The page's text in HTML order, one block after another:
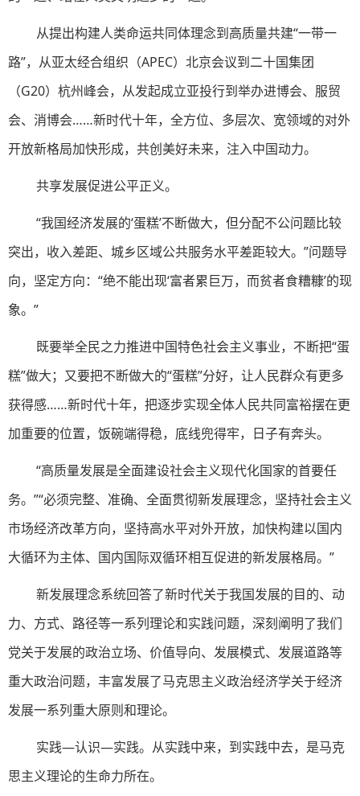
从提出构建人类命运共同体理念到高质量共建“一带一
路”，从亚太经合组织（APEC）北京会议到二十国集团
（G20）杭州峰会，从发起成立亚投行到举办进博会、服贸
会、消博会……新时代十年，全方位、多层次、宽领域的对外
开放新格局加快形成，共创美好未来，注入中国动力。
共享发展促进公平正义。
“我国经济发展的‘蛋糕’不断做大，但分配不公问题比较
突出，收入差距、城乡区域公共服务水平差距较大。”问题导
向，坚定方向：“绝不能出现‘富者累巨万，而贫者食糟糠’的现
象。”
既要举全民之力推进中国特色社会主义事业，不断把“蛋
糕”做大；又要把不断做大的“蛋糕”分好，让人民群众有更多
获得感……新时代十年，把逐步实现全体人民共同富裕摆在更
加重要的位置，饭碗端得稳，底线兜得牢，日子有奔头。
“高质量发展是全面建设社会主义现代化国家的首要任
务。”“必须完整、准确、全面贯彻新发展理念，坚持社会主义
市场经济改革方向，坚持高水平对外开放，加快构建以国内
大循环为主体、国内国际双循环相互促进的新发展格局。”
新发展理念系统回答了新时代关于我国发展的目的、动
力、方式、路径等一系列理论和实践问题，深刻阐明了我们
党关于发展的政治立场、价值导向、发展模式、发展道路等
重大政治问题，丰富发展了马克思主义政治经济学关于经济
发展一系列重大原则和理论。
实践—认识—实践。从实践中来，到实践中去，是马克
思主义理论的生命力所在。